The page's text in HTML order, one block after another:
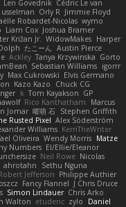
Len Govednik Cédric Le van
Orly R Jimmie Floyd
Robardet-Nicolas wymo
Liam Cox Joshua Bramer
Križan Jr. WidowMakes Harper
たこーん Austin Pierce
Ackley Tanya Krzywinska Gorto
Sebastian Williams igorrr
Max Cukrowski Elvis Germano
Kazo Kazo
Chuck CG
k Tom Kayakson GP
Rico Kanthatham
Marcus
Jomar 曜萌 石 Stephen Griffith
Rusted Pixel Alex Söderström
Williams KerriTheWriter
Oliveira Wendy Morris Matze
Numbers El/Ellie/Eleanor
Neil Rowe Nicolas
ahrotahn
Sethu Nguna
Jefferson Philippe Authier
Fancy Flannel J Chris Druce
Simon Lindauer Chris Arko
Walton etudenc zylo
Daniel